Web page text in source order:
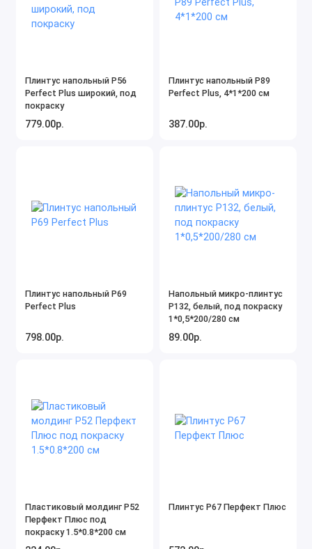
Плинтус напольный P56
Perfect Plus широкий, под
покраску
779.00р.
Плинтус напольный P89
Perfect Plus, 4*1*200 см
387.00р.
Плинтус напольный P69
Perfect Plus
798.00р.
Напольный микро-плинтус
P132, белый, под покраску
1*0,5*200/280 см
89.00р.
Пластиковый молдинг P52
Перфект Плюс под
покраску 1.5*0.8*200 см
Плинтус P67 Перфект Плюс